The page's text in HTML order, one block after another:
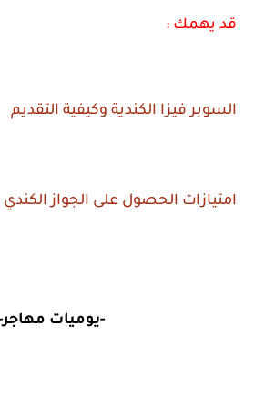
قد يهمك :
السوبر فيزا الكندية وكيفية التقديم
امتيازات الحصول على الجواز الكندي
-يوميات